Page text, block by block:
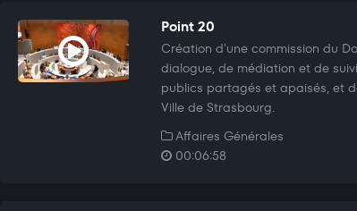
Point 20
Création d'une commission du
dialogue, de médiation et de
publics partagés et apaisés, et
Ville de Strasbourg.
Affaires Générales
00:06:58